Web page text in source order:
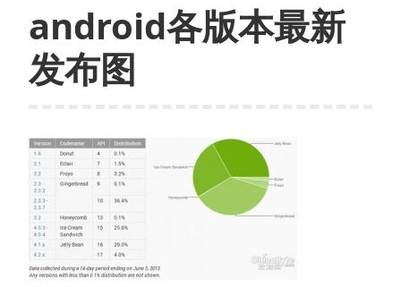
android各版本最新
发布图